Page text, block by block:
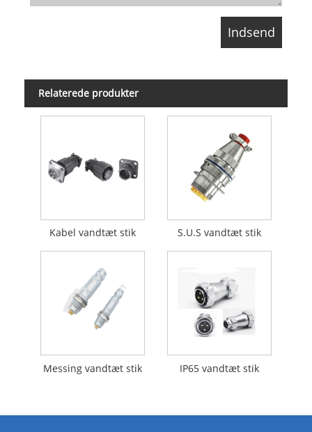
Relaterede produkter
Kabel vandtæt stik S.U.S vandtæt stik
Messing vandtæt stik IP65 vandtæt stik